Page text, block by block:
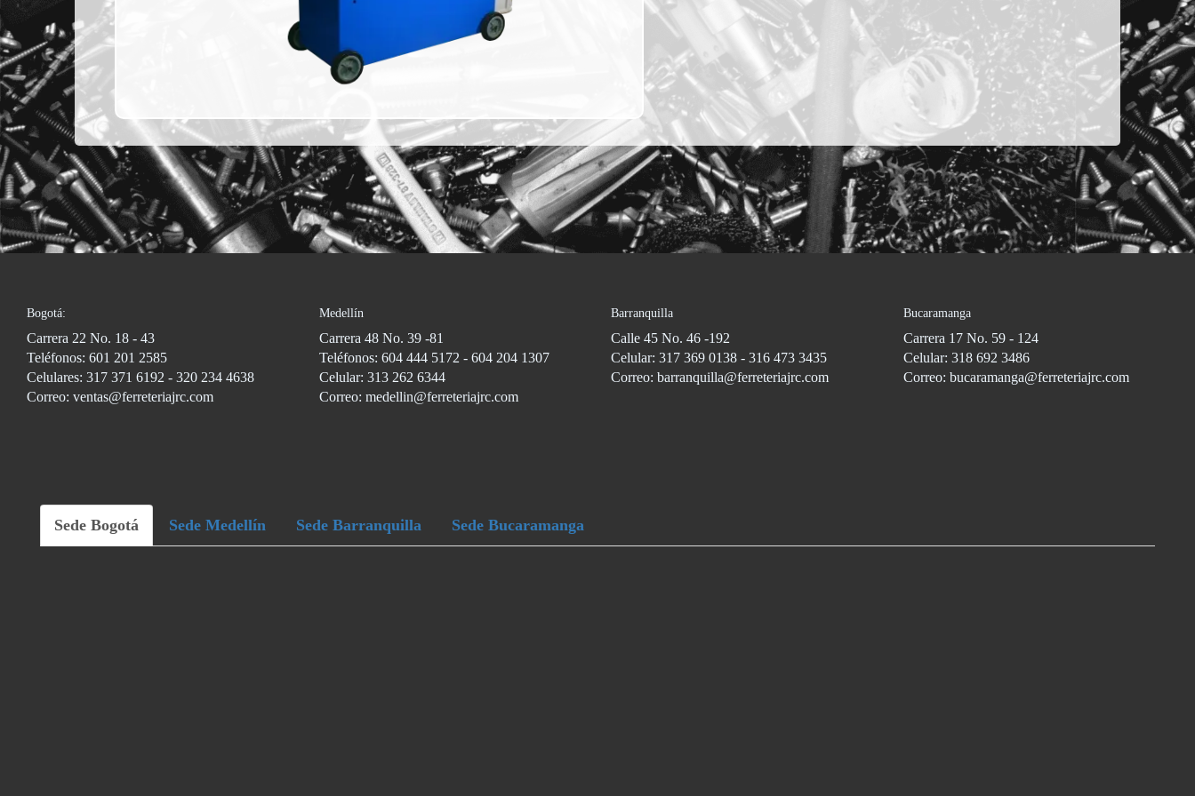
Bogotá:
Carrera 22 No. 18 - 43
Teléfonos: 601 201 2585
Celulares: 317 371 6192 - 320 234 4638
Correo: ventas@ferreteriajrc.com
Medellín
Carrera 48 No. 39 -81
Teléfonos: 604 444 5172 - 604 204 1307
Celular: 313 262 6344
Correo: medellin@ferreteriajrc.com
Barranquilla
Calle 45 No. 46 -192
Celular: 317 369 0138 - 316 473 3435
Correo: barranquilla@ferreteriajrc.com
Bucaramanga
Carrera 17 No. 59 - 124
Celular: 318 692 3486
Correo: bucaramanga@ferreteriajrc.com
Sede Bogotá Sede Medellín Sede Barranquilla Sede Bucaramanga